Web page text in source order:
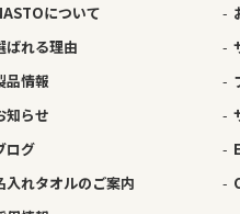
について
ばれる理由
品情報
知らせ
ログ
入れタオルのご案内